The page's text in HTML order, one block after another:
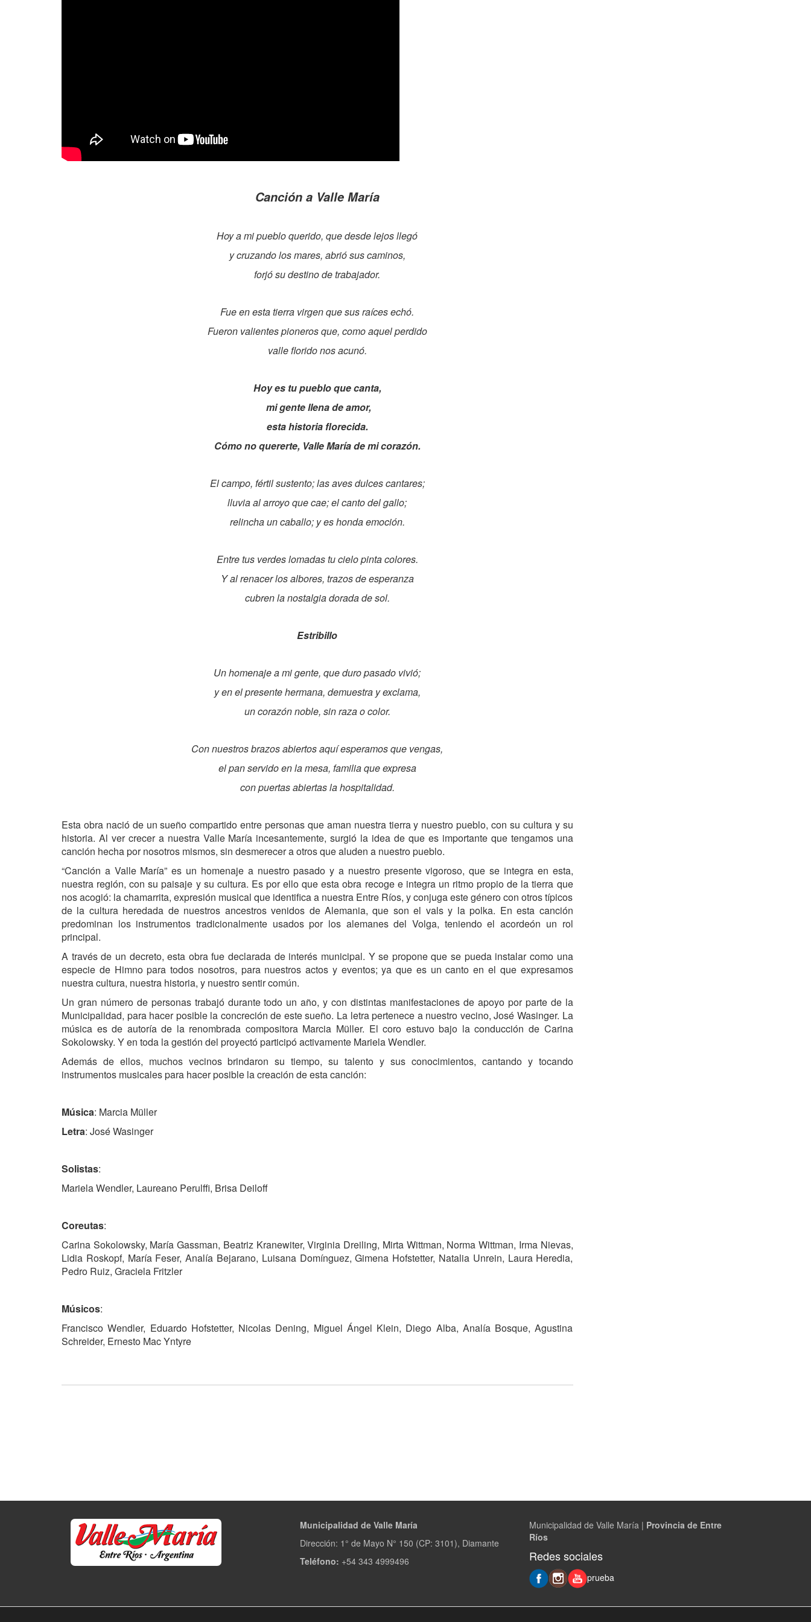
Canción a Valle María
Hoy a mi pueblo querido, que desde lejos llegó
y cruzando los mares, abrió sus caminos,
forjó su destino de trabajador.
Fue en esta tierra virgen que sus raíces echó.
Fueron valientes pioneros que, como aquel perdido
valle florido nos acunó.
Hoy es tu pueblo que canta,
mi gente llena de amor,
esta historia florecida.
Cómo no quererte, Valle María de mi corazón.
El campo, fértil sustento; las aves dulces cantares;
lluvia al arroyo que cae; el canto del gallo;
relincha un caballo; y es honda emoción.
Entre tus verdes lomadas tu cielo pinta colores.
Y al renacer los albores, trazos de esperanza
cubren la nostalgia dorada de sol.
Estribillo
Un homenaje a mi gente, que duro pasado vivió;
y en el presente hermana, demuestra y exclama,
un corazón noble, sin raza o color.
Con nuestros brazos abiertos aquí esperamos que vengas,
el pan servido en la mesa, familia que expresa
con puertas abiertas la hospitalidad.
Esta obra nació de un sueño compartido entre personas que aman nuestra tierra y nuestro pueblo, con su cultura y su
historia. Al ver crecer a nuestra Valle María incesantemente, surgió la idea de que es importante que tengamos una
canción hecha por nosotros mismos, sin desmerecer a otros que aluden a nuestro pueblo.
“Canción a Valle María” es un homenaje a nuestro pasado y a nuestro presente vigoroso, que se integra en esta,
nuestra región, con su paisaje y su cultura. Es por ello que esta obra recoge e integra un ritmo propio de la tierra que
nos acogió: la chamarrita, expresión musical que identifica a nuestra Entre Ríos, y conjuga este género con otros típicos
de la cultura heredada de nuestros ancestros venidos de Alemania, que son el vals y la polka. En esta canción
predominan los instrumentos tradicionalmente usados por los alemanes del Volga, teniendo el acordeón un rol
principal.
A través de un decreto, esta obra fue declarada de interés municipal. Y se propone que se pueda instalar como una
especie de Himno para todos nosotros, para nuestros actos y eventos; ya que es un canto en el que expresamos
nuestra cultura, nuestra historia, y nuestro sentir común.
Un gran número de personas trabajó durante todo un año, y con distintas manifestaciones de apoyo por parte de la
Municipalidad, para hacer posible la concreción de este sueño. La letra pertenece a nuestro vecino, José Wasinger. La
música es de autoría de la renombrada compositora Marcia Müller. El coro estuvo bajo la conducción de Carina
Sokolowsky. Y en toda la gestión del proyectó participó activamente Mariela Wendler.
Además de ellos, muchos vecinos brindaron su tiempo, su talento y sus conocimientos, cantando y tocando
instrumentos musicales para hacer posible la creación de esta canción:
Música: Marcia Müller
Letra: José Wasinger
Solistas:
Mariela Wendler, Laureano Perulffi, Brisa Deiloff
Coreutas:
Carina Sokolowsky, María Gassman, Beatriz Kranewiter, Virginia Dreiling, Mirta Wittman, Norma Wittman, Irma Nievas,
Lidia Roskopf, María Feser, Analía Bejarano, Luisana Domínguez, Gimena Hofstetter, Natalia Unrein, Laura Heredia,
Pedro Ruiz, Graciela Fritzler
Músicos:
Francisco Wendler, Eduardo Hofstetter, Nicolas Dening, Miguel Ángel Klein, Diego Alba, Analía Bosque, Agustina
Schreider, Ernesto Mac Yntyre
Municipalidad de Valle María
Dirección: 1° de Mayo N° 150 (CP: 3101), Diamante
Teléfono: +54 343 4999496
Municipalidad de Valle María | Provincia de Entre
Ríos
Redes sociales
prueba